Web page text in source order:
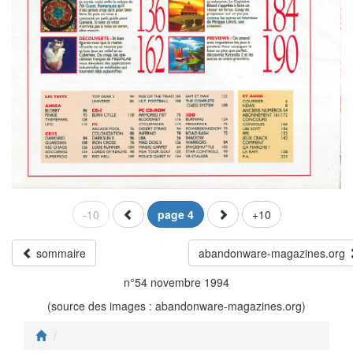
-10 page 4 +10
sommaire
abandonware-magazines.org
n°54 novembre 1994
(source des images : abandonware-magazines.org)